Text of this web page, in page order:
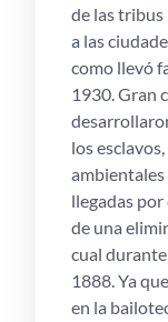
de las tribus
a las
como llevó
1930. Gran
los
ambientales
llegadas
de una
cual
1888. Ya
en la